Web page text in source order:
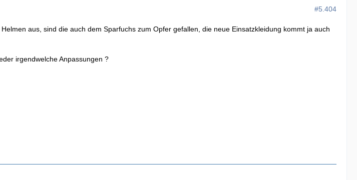
#5.404
aus, sind die auch dem Sparfuchs zum Opfer gefallen, die neue Einsatzkleidung kommt ja auch
irgendwelche Anpassungen ?